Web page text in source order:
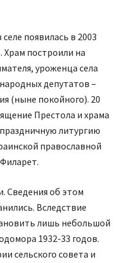
появилась в 2003
Храм построили на
уроженца села
депутатов –
(ныне покойного). 20
Престола и храма
литургию
православной
Сведения об этом
Вследствие
лишь небольшой
1932-33 годов.
сельского совета и